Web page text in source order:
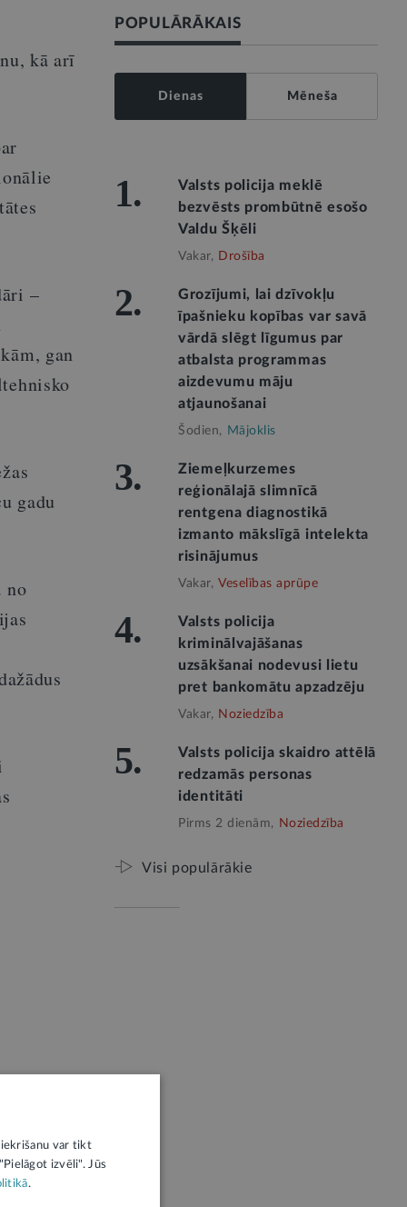
kā arī
–
gan
gadu
no
POPULĀRĀKAIS
Dienas Mēneša
1.
Valsts policija meklē
bezvēsts prombūtnē esošo
Valdu Šķēli
Vakar, Drošība
2.
Grozījumi, lai dzīvokļu
īpašnieku kopības var savā
vārdā slēgt līgumus par
atbalsta programmas
aizdevumu māju
atjaunošanai
Šodien, Mājoklis
3.
Ziemeļkurzemes
reģionālajā slimnīcā
rentgena diagnostikā
izmanto mākslīgā intelekta
risinājumus
Vakar, Veselības aprūpe
4.
Valsts policija
kriminālvajāšanas
uzsākšanai nodevusi lietu
pret bankomātu apzadzēju
Vakar, Noziedzība
5.
Valsts policija skaidro attēlā
redzamās personas
identitāti
Pirms 2 dienām, Noziedzība
Visi populārākie
var tikt
izvēli". Jūs
.